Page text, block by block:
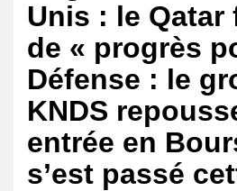
Unis : le Qatar
de « progrès
Défense : le
KNDS
entrée en
s’est passé